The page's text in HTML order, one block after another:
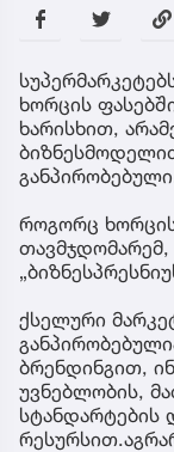
ხორცის
ხარისხით,
როგორც
თავმჯდომარემ,
ქსელური
ბრენდინგით,
უვნებლობის,
სტანდარტების